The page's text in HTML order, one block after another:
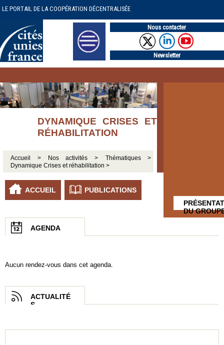
LE PORTAIL DE LA COOPÉRATION DÉCENTRALISÉE
Nous contacter
Newsletter
DYNAMIQUE CRISES ET
RÉHABILITATION
Accueil > Nos activités >
Thématiques >
Dynamique Crises et réhabilitation >
DU
ACCUEIL PUBLICATIONS
AGENDA
Aucun rendez-vous dans cet agenda.
ACTUALITÉ
S